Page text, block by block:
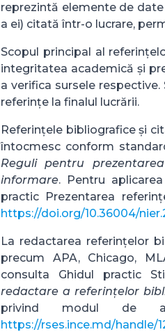
reprezintă elemente de
a ei) citată într-o lucrare,
Scopul principal al
integritatea academică și
a verifica sursele
referințe la finalul lucrării.
Referințele bibliografice și
întocmesc conform
Reguli pentru
informare. Pentru
practic Prezentarea
https://doi.org/10.36004/
La redactarea referințelor
precum APA, Chicago,
consulta Ghidul practic
redactare a referințelor
privind modul de
https://rses.ince.md/handle/